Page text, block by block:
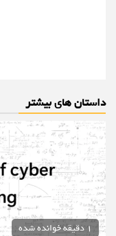
داستان های بیشتر
1 دقیقه خوانده شده